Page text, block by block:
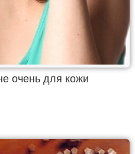
очень для кожи